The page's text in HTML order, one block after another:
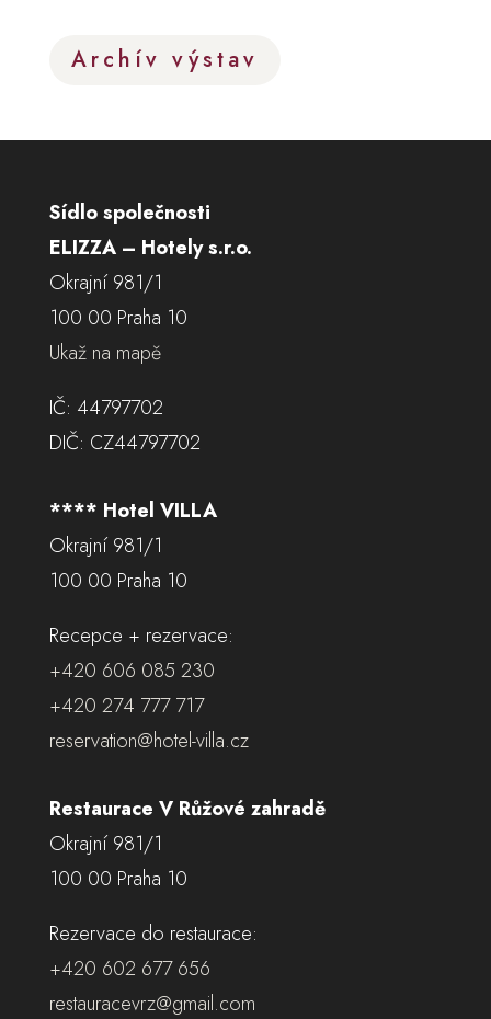
Archív výstav
Sídlo společnosti
ELIZZA – Hotely s.r.o.
Okrajní 981/1
100 00 Praha 10
Ukaž na mapě
IČ: 44797702
DIČ: CZ44797702
**** Hotel VILLA
Okrajní 981/1
100 00 Praha 10
Recepce + rezervace:
+420 606 085 230
+420 274 777 717
reservation@hotel-villa.cz
Restaurace V Růžové zahradě
Okrajní 981/1
100 00 Praha 10
Rezervace do restaurace:
+420 602 677 656
restauracevrz@gmail.com